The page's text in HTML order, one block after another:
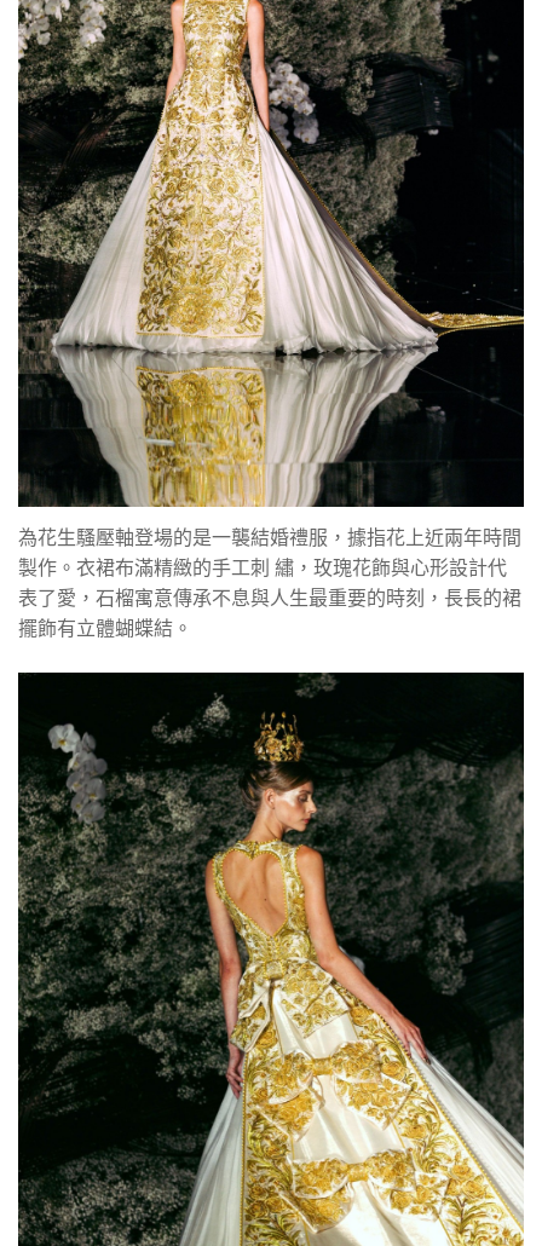
為花生騷壓軸登場的是一襲結婚禮服，據指花上近兩年時間
製作。衣裙布滿精緻的手工刺 繡，玫瑰花飾與心形設計代
表了愛，石榴寓意傳承不息與人生最重要的時刻，長長的裙
擺飾有立體蝴蝶結。